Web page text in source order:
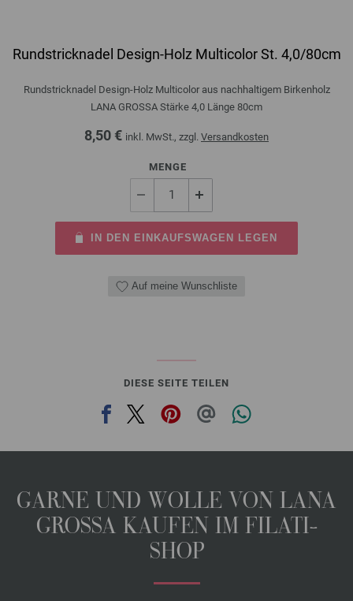
Rundstricknadel Design-Holz Multicolor St. 4,0/80cm
Rundstricknadel Design-Holz Multicolor aus nachhaltigem Birkenholz
LANA GROSSA Stärke 4,0 Länge 80cm
8,50 € inkl. MwSt., zzgl. Versandkosten
MENGE
IN DEN EINKAUFSWAGEN LEGEN
Auf meine Wunschliste
DIESE SEITE TEILEN
GARNE UND WOLLE VON LANA
GROSSA KAUFEN IM FILATI-
SHOP